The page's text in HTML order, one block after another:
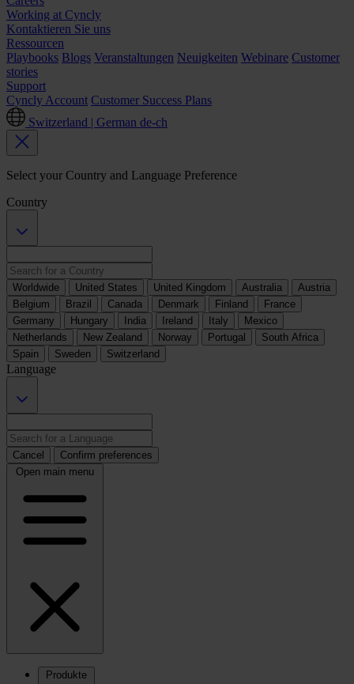
Working at Cyncly
Kontaktieren Sie uns
Ressourcen
Playbooks Blogs Veranstaltungen Neuigkeiten Webinare Customer
stories
Support
Cyncly Account Customer Success Plans
Switzerland | German de-ch
Select your Country and Language Preference
Country
Worldwide United States United Kingdom Australia
Austria
Belgium
Brazil Canada Denmark Finland
France
Germany
Hungary India Ireland Italy
Mexico
Netherlands
New Zealand Norway Portugal
South Africa
Spain
Sweden Switzerland
Language
Cancel
Confirm preferences
Open main menu
Produkte